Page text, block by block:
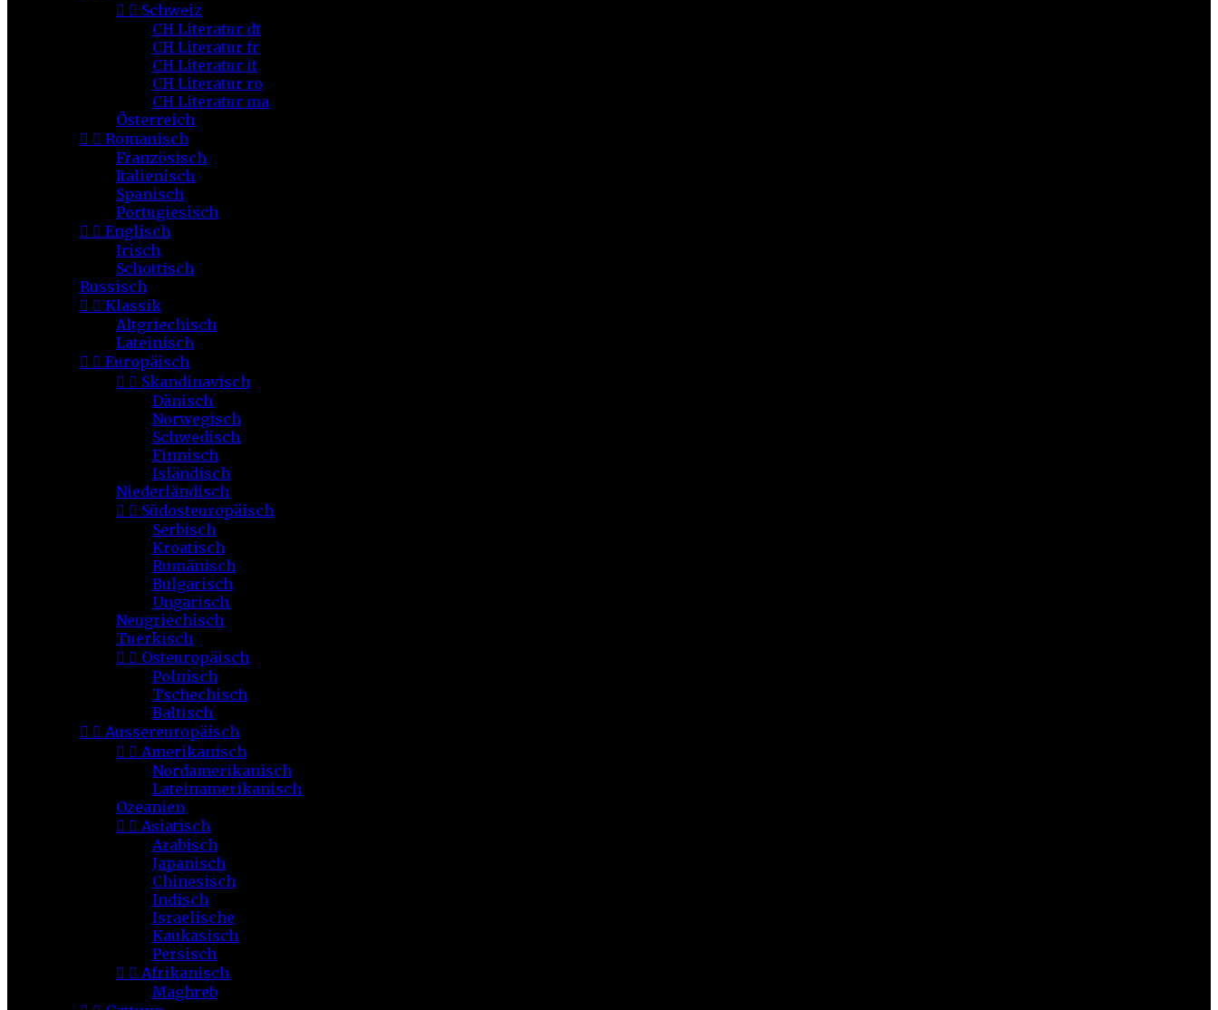
  Schweiz
CH Literatur dt
CH Literatur fr
CH Literatur it
CH Literatur ro
CH Literatur ma
Österreich
  Romanisch
Französisch
Italienisch
Spanisch
Portugiesisch
  Englisch
Irisch
Schottisch
Russisch
  Klassik
Altgriechisch
Lateinisch
  Europäisch
  Skandinavisch
Dänisch
Norwegisch
Schwedisch
Finnisch
Isländisch
Niederländisch
  Südosteuropäisch
Serbisch
Kroatisch
Rumänisch
Bulgarisch
Ungarisch
Neugriechisch
Tuerkisch
  Osteuropäisch
Polnisch
Tschechisch
Baltisch
  Aussereuropäisch
  Amerikanisch
Nordamerikanisch
Lateinamerikanisch
Ozeanien
  Asiatisch
Arabisch
Japanisch
Chinesisch
Indisch
Israelische
Kaukasisch
Persisch
  Afrikanisch
Maghreb